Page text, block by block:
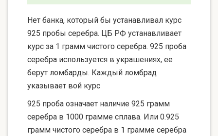
Нет банка, который бы устанавливал курс
925 пробы серебра. ЦБ РФ устанавливает
курс за 1 грамм чистого серебра. 925 проба
серебра используется в украшениях, ее
берут ломбарды. Каждый ломбрад
указывает вой курс
925 проба означает наличие 925 грамм
серебра в 1000 грамме сплава. Или 0.925
грамм чистого серебра в 1 грамме серебра